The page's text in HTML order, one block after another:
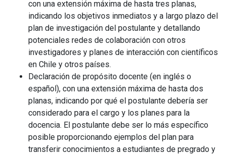
con una extensión máxima de hasta tres planas,
indicando los objetivos inmediatos y a largo plazo del
plan de investigación del postulante y detallando
potenciales redes de colaboración con otros
investigadores y planes de interacción con científicos
en Chile y otros países.
Declaración de propósito docente (en inglés o
español), con una extensión máxima de hasta dos
planas, indicando por qué el postulante debería ser
considerado para el cargo y los planes para la
docencia. El postulante debe ser lo más específico
posible proporcionando ejemplos del plan para
transferir conocimientos a estudiantes de pregrado y